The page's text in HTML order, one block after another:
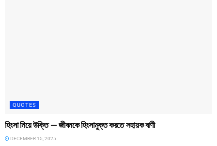
QUOTES
হিংসা নিয়ে উক্তি — জীবনকে হিংসামুক্ত করতে সহায়ক বাণী
DECEMBER 15, 2025